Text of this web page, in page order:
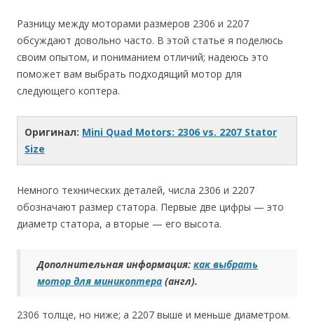
Разницу между моторами размеров 2306 и 2207
обсуждают довольно часто. В этой статье я поделюсь
своим опытом, и пониманием отличий; надеюсь это
поможет вам выбрать подходящий мотор для
следующего коптера.
Оригинал: Mini Quad Motors: 2306 vs. 2207 Stator
Size
Немного технических деталей, числа 2306 и 2207
обозначают размер статора. Первые две цифры — это
диаметр статора, а вторые — его высота.
Дополнительная информация: как выбрать
мотор для миникоптера (англ).
2306 толще, но ниже; а 2207 выше и меньше диаметром.